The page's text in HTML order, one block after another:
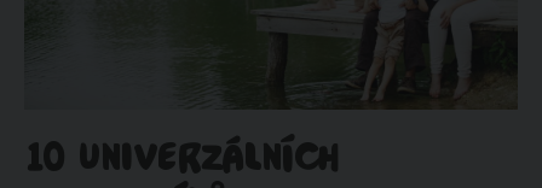
10 UNIVERZÁLNÍCH